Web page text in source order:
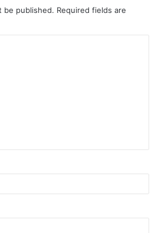
be published. Required fields are